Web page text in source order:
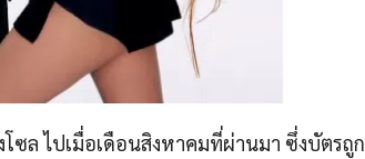
งโซล ไปเมื่อเดือนสิงหาคมที่ผ่านมา ซึ่งบัตรถูก